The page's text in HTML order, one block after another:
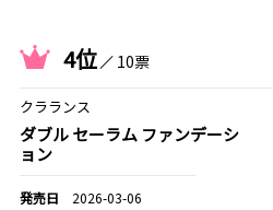
4位 10票
クラランス
ダブル セーラム ファンデーシ
ョン
2026-03-06